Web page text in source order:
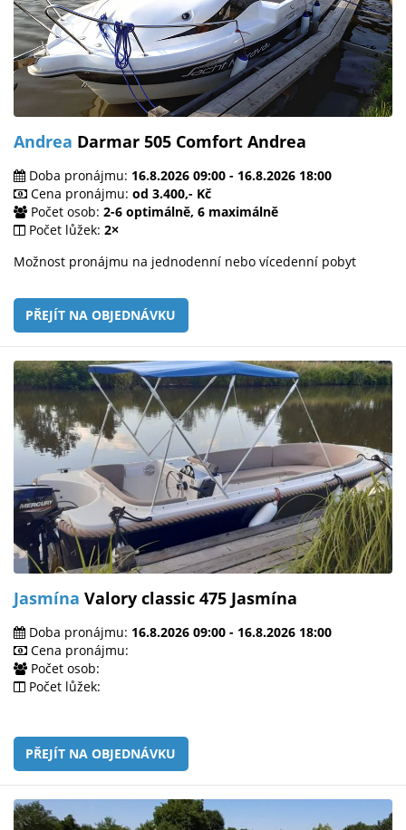
Andrea Darmar 505 Comfort Andrea
Doba pronájmu: 16.8.2026 09:00 - 16.8.2026 18:00
Cena pronájmu: od 3.400,- Kč
Počet osob: 2-6 optimálně, 6 maximálně
Počet lůžek: 2×
Možnost pronájmu na jednodenní nebo vícedenní pobyt
PŘEJÍT NA OBJEDNÁVKU
Jasmína Valory classic 475 Jasmína
Doba pronájmu: 16.8.2026 09:00 - 16.8.2026 18:00
Cena pronájmu:
Počet osob:
Počet lůžek:
PŘEJÍT NA OBJEDNÁVKU